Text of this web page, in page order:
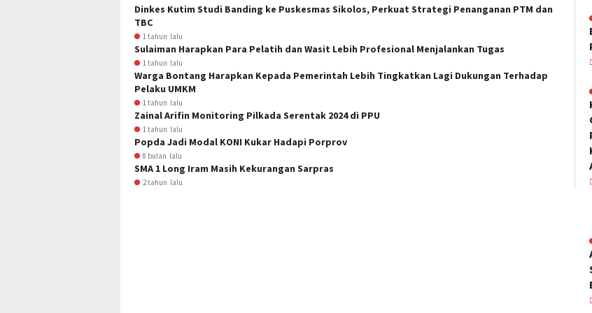
Dinkes Kutim Studi Banding ke Puskesmas Sikolos, Perkuat Strategi Penanganan PTM dan
TBC
1 tahun lalu
Sulaiman Harapkan Para Pelatih dan Wasit Lebih Profesional Menjalankan Tugas
1 tahun lalu
Warga Bontang Harapkan Kepada Pemerintah Lebih Tingkatkan Lagi Dukungan Terhadap
Pelaku UMKM
1 tahun lalu
Zainal Arifin Monitoring Pilkada Serentak 2024 di PPU
1 tahun lalu
Popda Jadi Modal KONI Kukar Hadapi Porprov
8 bulan lalu
SMA 1 Long Iram Masih Kekurangan Sarpras
2 tahun lalu